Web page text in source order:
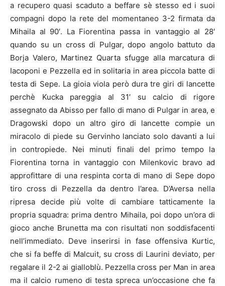
a recupero quasi scaduto a beffare sè stesso ed i suoi
compagni dopo la rete del momentaneo 3-2 firmata da
Mihaila al 90′. La Fiorentina passa in vantaggio al 28′
quando su un cross di Pulgar, dopo angolo battuto da
Borja Valero, Martinez Quarta sfugge alla marcatura di
Iacoponi e Pezzella ed in solitaria in area piccola batte di
testa di Sepe. La gioia viola però dura tre giri di lancette
perchè Kucka pareggia al 31′ su calcio di rigore
assegnato da Abisso per fallo di mano di Pulgar in area, e
Dragowski dopo un altro giro di lancette compie un
miracolo di piede su Gervinho lanciato solo davanti a lui
in contropiede. Nei minuti finali del primo tempo la
Fiorentina torna in vantaggio con Milenkovic bravo ad
approfittare di una respinta corta di mano di Sepe dopo
tiro cross di Pezzella da dentro l’area. D’Aversa nella
ripresa decide più volte di cambiare tatticamente la
propria squadra: prima dentro Mihaila, poi dopo un’ora di
gioco anche Brunetta ma con risultati non soddisfacenti
nell’immediato. Deve inserirsi in fase offensiva Kurtic,
che si fa beffe di Malcuit, su cross di Laurini deviato, per
regalare il 2-2 ai gialloblù. Pezzella cross per Man in area
ma il calcio rumeno di testa spreca un’occasione che fa